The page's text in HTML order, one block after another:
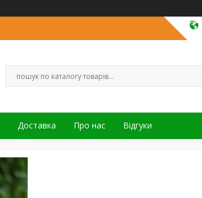
Доставка Про нас Відгуки